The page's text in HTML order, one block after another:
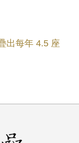
出每年 4.5 座